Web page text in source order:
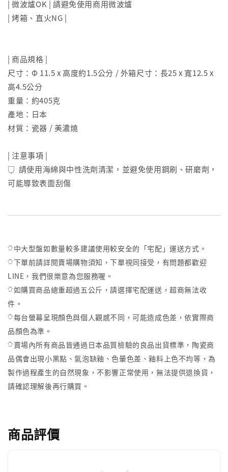
| 微波爐OK | 請避免使用商用微波爐
| 烤箱、直火NG |
| 商品規格 |
尺寸：Φ 11.5 x 高度約1.5公分 / 外箱尺寸：長25 x 寬12.5 x
高4.5公分
重量：約405克
產地：日本
材質：瓷器 / 美濃燒
| 注意事項 |
𓂒 請使用海綿與中性洗劑清潔，並避免使用鋼刷、研磨劑，
可能導致表面刮傷
𓏋中大型盤如數量較多建議使用較安全的「宅配」運送方式。
𓏋下單前請詳閱賣場購物須知，下單視同接受，有問題都歡迎
LINE，我們很樂意為您服務喔。
𓏋如購買商品總重超過五公斤，請選擇宅配運送，超商無法收
件。
𓏋每台螢幕呈現顏色與個人觀感不同，可能造成色差，依實際商
品顏色為準。
𓏋賣場內所有商品皆通過日本品質檢驗的良品出貨標準，陶瓷商
品偶會出現小黑點、氣泡缺釉、色暈色差、釉料上色不均等，為
製作過程產生的自然現象，不影響正常使用，無法提供退換貨，
請確認理解後再行購買。
商品評價